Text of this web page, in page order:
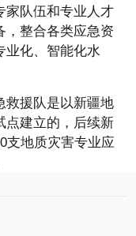
家队伍和专业人才
，整合各类应急资
业化、智能化水
救援队是以新疆地
点建立的，后续新
支地质灾害专业应